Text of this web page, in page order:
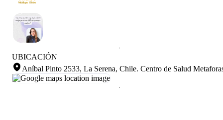
UBICACIÓN
Aníbal Pinto 2533, La Serena, Chile. Centro de Salud